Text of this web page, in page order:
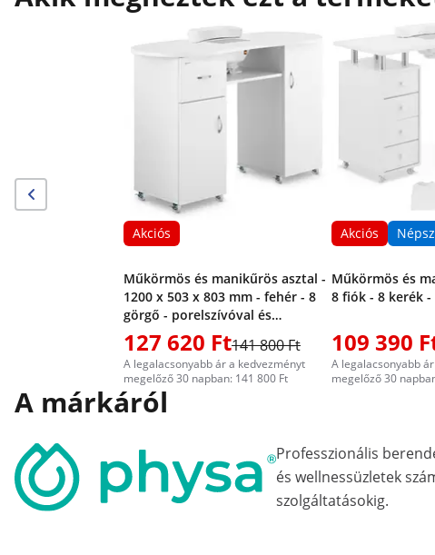
Akciós
Műkörmös és manikűrös asztal -
1200 x 503 x 803 mm - fehér - 8
görgő - porelszívóval és
kéztámsszal
127 620 Ft141 800 Ft
A legalacsonyabb ár a kedvezményt
megelőző 30 napban: 141 800 Ft
Akciós
Műkörmös és
8 fiók - 8 kerék -
109 390
A legalacsonyabb
megelőző 30
A márkáról
Professzionális
és wellnessüzletek
szolgáltatásokig.